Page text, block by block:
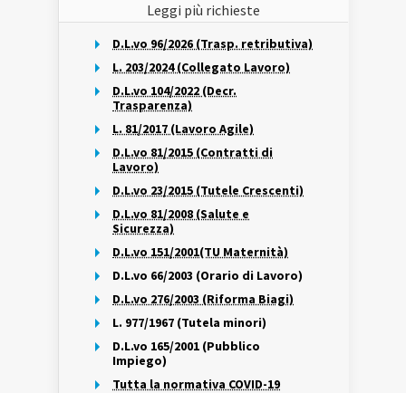
Leggi più richieste
D.L.vo 96/2026 (Trasp. retributiva)
L. 203/2024 (Collegato Lavoro)
D.L.vo 104/2022 (Decr.
Trasparenza)
L. 81/2017 (Lavoro Agile)
D.L.vo 81/2015 (Contratti di
Lavoro)
D.L.vo 23/2015 (Tutele Crescenti)
D.L.vo 81/2008 (Salute e
Sicurezza)
D.L.vo 151/2001(TU Maternità)
D.L.vo 66/2003 (Orario di Lavoro)
D.L.vo 276/2003 (Riforma Biagi)
L. 977/1967 (Tutela minori)
D.L.vo 165/2001 (Pubblico
Impiego)
Tutta la normativa COVID-19